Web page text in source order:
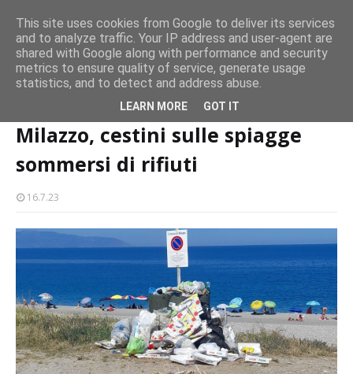
CASTELLO-MILAZZO
Milazzo 28ª Sagra del Pesce a Vaccarella: il programma
EVENTI
Milazzo, cestini sulle spiagge sommersi di rifiuti
Milazzo, cestini sulle spiagge
sommersi di rifiuti
16.7.23
This site uses cookies from Google to deliver its services
and to analyze traffic. Your IP address and user-agent are
shared with Google along with performance and security
metrics to ensure quality of service, generate usage
statistics, and to detect and address abuse.
LEARN MORE GOT IT